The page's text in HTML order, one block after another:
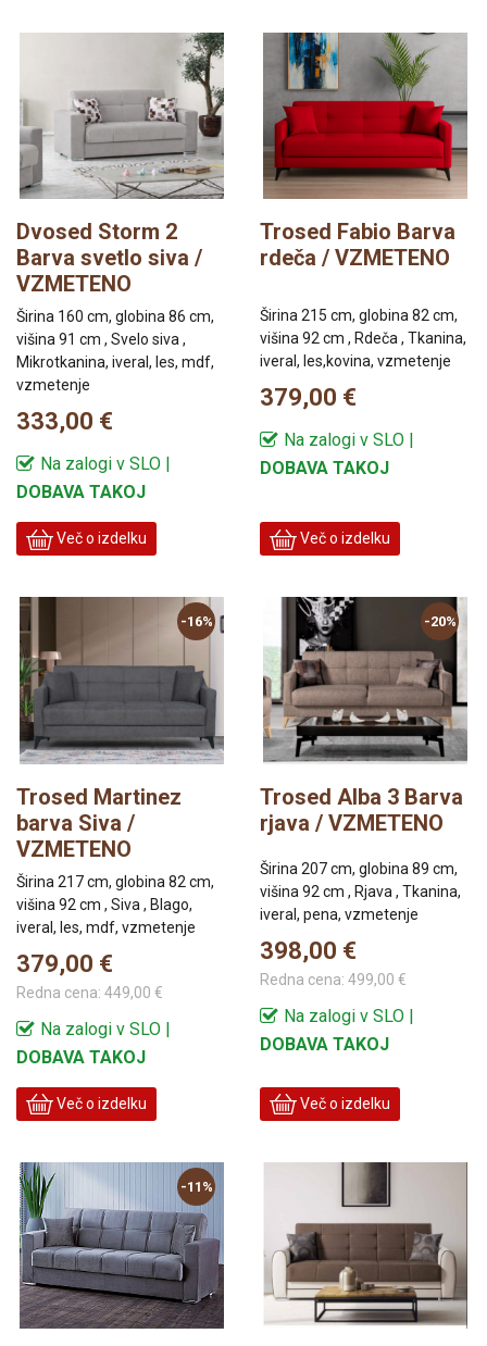
Dvosed Storm 2
Barva svetlo siva /
VZMETENO
Širina 160 cm, globina 86 cm,
višina 91 cm , Svelo siva ,
Mikrotkanina, iveral, les, mdf,
vzmetenje
333,00 €
Na zalogi v SLO |
DOBAVA TAKOJ
Več o izdelku
Trosed Fabio Barva
rdeča / VZMETENO
Širina 215 cm, globina 82 cm,
višina 92 cm , Rdeča , Tkanina,
iveral, les,kovina, vzmetenje
379,00 €
Na zalogi v SLO |
DOBAVA TAKOJ
Več o izdelku
-16%
Trosed Martinez
barva Siva /
VZMETENO
Širina 217 cm, globina 82 cm,
višina 92 cm , Siva , Blago,
iveral, les, mdf, vzmetenje
379,00 €
Redna cena: 449,00 €
Na zalogi v SLO |
DOBAVA TAKOJ
Več o izdelku
-20%
Trosed Alba 3 Barva
rjava / VZMETENO
Širina 207 cm, globina 89 cm,
višina 92 cm , Rjava , Tkanina,
iveral, pena, vzmetenje
398,00 €
Redna cena: 499,00 €
Na zalogi v SLO |
DOBAVA TAKOJ
Več o izdelku
-11%